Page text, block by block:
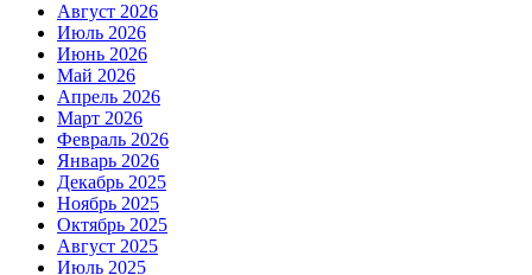
Август 2026
Июль 2026
Июнь 2026
Май 2026
Апрель 2026
Март 2026
Февраль 2026
Январь 2026
Декабрь 2025
Ноябрь 2025
Октябрь 2025
Август 2025
Июль 2025